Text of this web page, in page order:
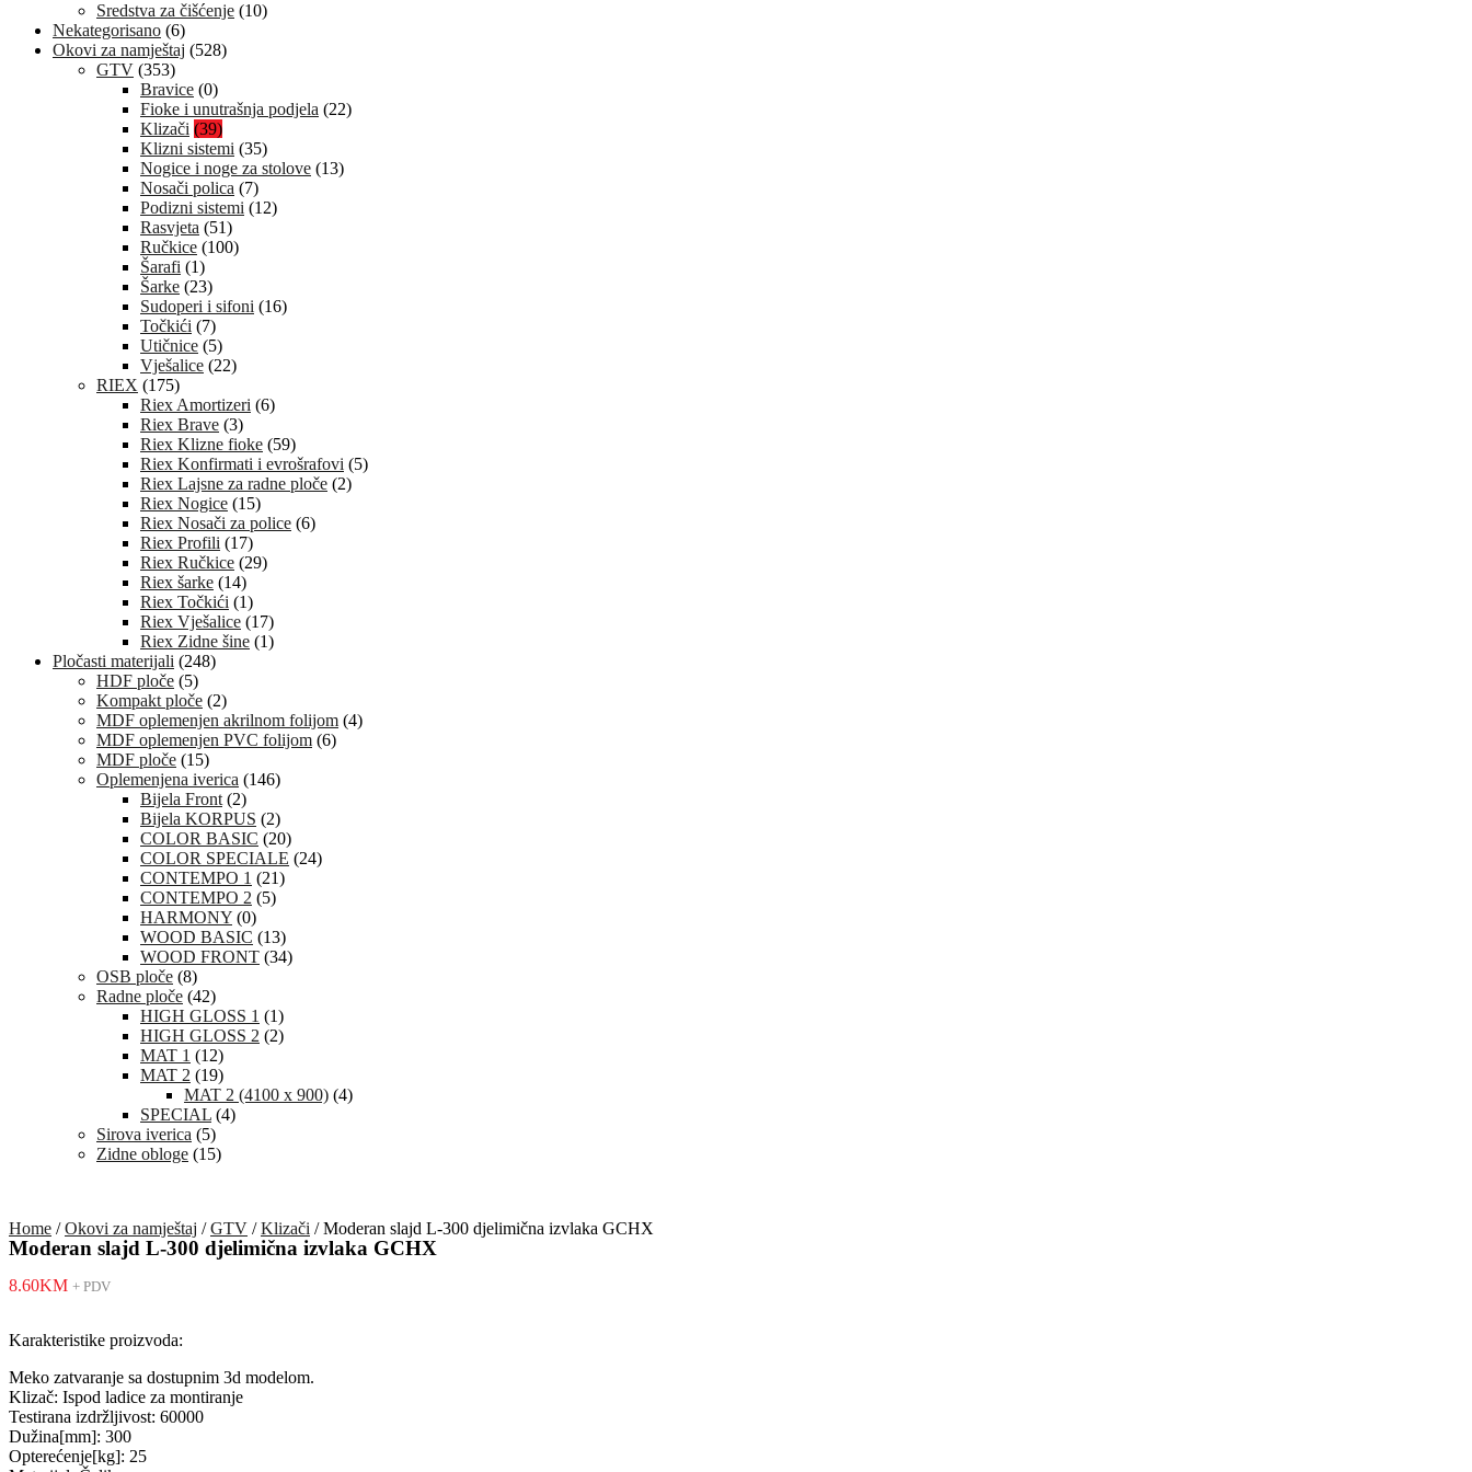
Sredstva za čišćenje (10)
Nekategorisano (6)
Okovi za namještaj (528)
GTV (353)
Bravice (0)
Fioke i unutrašnja podjela (22)
Klizači (39)
Klizni sistemi (35)
Nogice i noge za stolove (13)
Nosači polica (7)
Podizni sistemi (12)
Rasvjeta (51)
Ručkice (100)
Šarafi (1)
Šarke (23)
Sudoperi i sifoni (16)
Točkići (7)
Utičnice (5)
Vješalice (22)
RIEX (175)
Riex Amortizeri (6)
Riex Brave (3)
Riex Klizne fioke (59)
Riex Konfirmati i evrošrafovi (5)
Riex Lajsne za radne ploče (2)
Riex Nogice (15)
Riex Nosači za police (6)
Riex Profili (17)
Riex Ručkice (29)
Riex šarke (14)
Riex Točkići (1)
Riex Vješalice (17)
Riex Zidne šine (1)
Pločasti materijali (248)
HDF ploče (5)
Kompakt ploče (2)
MDF oplemenjen akrilnom folijom (4)
MDF oplemenjen PVC folijom (6)
MDF ploče (15)
Oplemenjena iverica (146)
Bijela Front (2)
Bijela KORPUS (2)
COLOR BASIC (20)
COLOR SPECIALE (24)
CONTEMPO 1 (21)
CONTEMPO 2 (5)
HARMONY (0)
WOOD BASIC (13)
WOOD FRONT (34)
OSB ploče (8)
Radne ploče (42)
HIGH GLOSS 1 (1)
HIGH GLOSS 2 (2)
MAT 1 (12)
MAT 2 (19)
MAT 2 (4100 x 900) (4)
SPECIAL (4)
Sirova iverica (5)
Zidne obloge (15)
Home /Okovi za namještaj /GTV /Klizači / Moderan slajd L-300 djelimična izvlaka GCHX
Moderan slajd L-300 djelimična izvlaka GCHX
8.60KM + PDV
Karakteristike proizvoda:
Meko zatvaranje sa dostupnim 3d modelom.
Klizač: Ispod ladice za montiranje
Testirana izdržljivost: 60000
Dužina[mm]: 300
Opterećenje[kg]: 25